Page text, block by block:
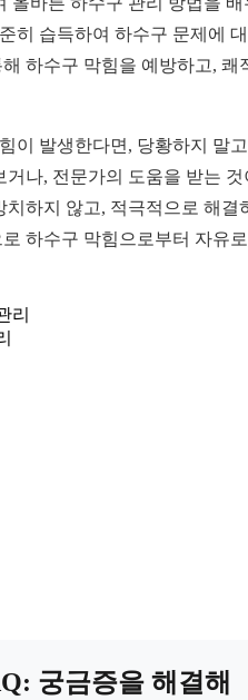
히 습득하여 하수구 문제에
하수구 막힘을 예방하고, 쾌
이 발생한다면, 당황하지 말
나, 전문가의 도움을 받는 것
하지 않고, 적극적으로 해결
하수구 막힘으로부터 자유
리
궁금증을 해결해